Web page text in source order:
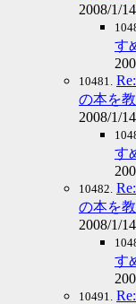
2008/1/
す
10481.
の本を
2008/1/
す
10482.
の本を
2008/1/
す
10491.